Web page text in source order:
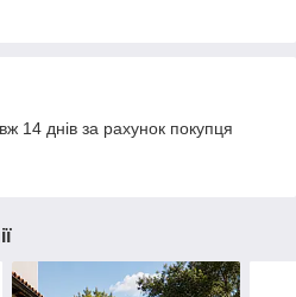
14 днів за рахунок покупця